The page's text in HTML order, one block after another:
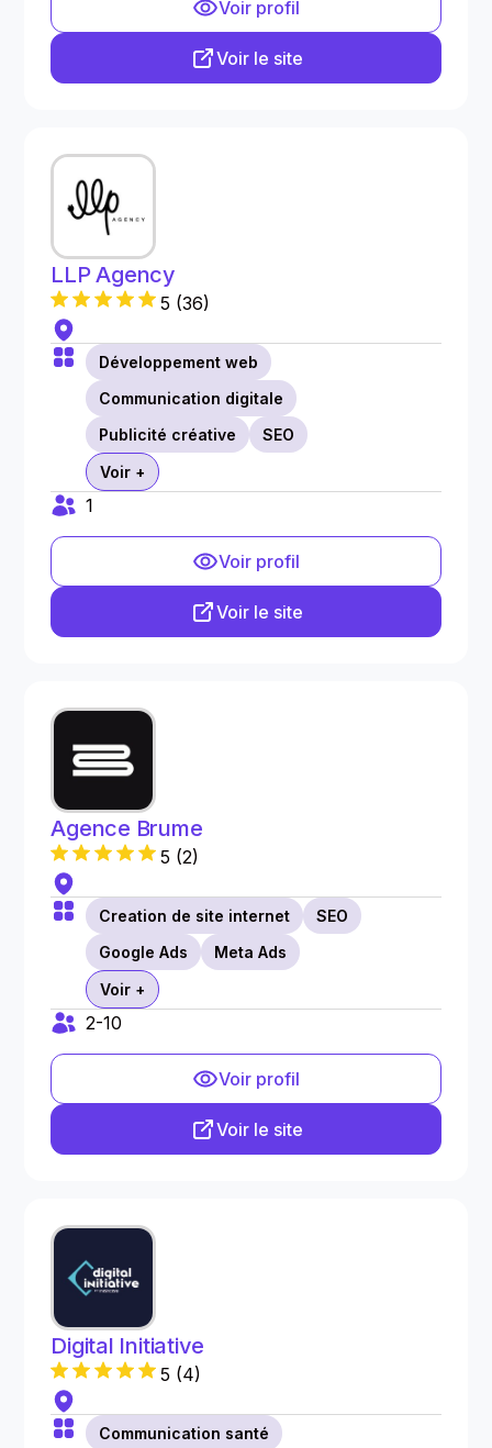
Voir profil
Voir le site
LLP Agency
5 (36)
Développement web
Communication digitale
Publicité créative
SEO
Voir +
1
Voir profil
Voir le site
Agence Brume
5 (2)
Creation de site internet
SEO
Google Ads
Meta Ads
Voir +
2-10
Voir profil
Voir le site
Digital Initiative
5 (4)
Communication santé